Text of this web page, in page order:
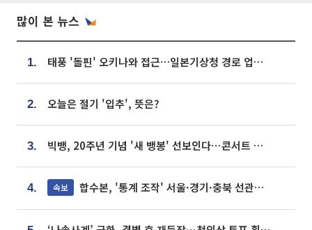
많이 본 뉴스
1. 태풍 '돌핀' 오키나와 접근…일본기상청 경로 업데이트
2. 오늘은 절기 '입추', 뜻은?
3. 빅뱅, 20주년 기념 '새 뱅봉' 선보인다⋯콘서트 앞두고 팝업 개최
4. 속보 합수본, '통계 조작' 서울·경기·충북 선관위 등 추가 압수수색